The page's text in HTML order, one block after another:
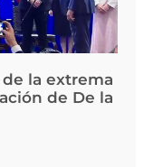
la extrema
de De la